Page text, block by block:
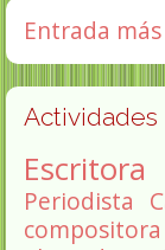
Entrada
Actividades
Escritora
Periodista
compositora